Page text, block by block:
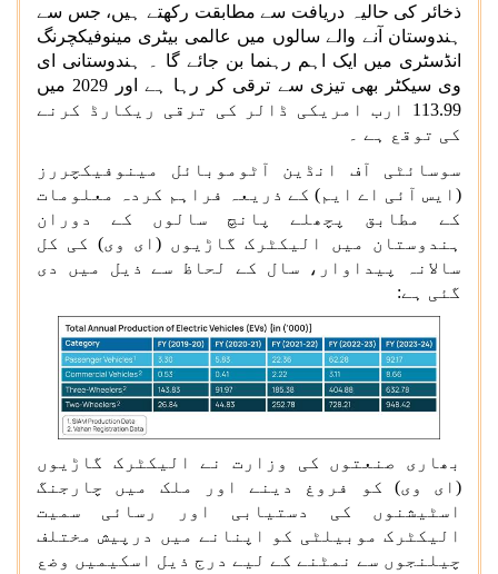
ذخائر کی حالیہ دریافت سے مطابقت رکھتے ہیں، جس سے
ہندوستان آنے والے سالوں میں عالمی بیٹری مینوفیکچرنگ
انڈسٹری میں ایک اہم رہنما بن جائے گا ۔ ہندوستانی ای
وی سیکٹر بھی تیزی سے ترقی کر رہا ہے اور 2029 میں
113.99 ارب امریکی ڈالر کی ترقی ریکارڈ کرنے
کی توقع ہے ۔
سوسائٹی آف انڈین آٹوموبائل مینوفیکچررز
(ایس آئی اے ایم) کے ذریعہ فراہم کردہ معلومات
کے مطابق پچھلے پانچ سالوں کے دوران
ہندوستان میں الیکٹرک گاڑیوں (ای وی) کی کل
سالانہ پیداوار، سال کے لحاظ سے ذیل میں دی
گئی ہے:
بھاری صنعتوں کی وزارت نے الیکٹرک گاڑیوں
(ای وی) کو فروغ دینے اور ملک میں چارجنگ
اسٹیشنوں کی دستیابی اور رسائی سمیت
الیکٹرک موبیلٹی کو اپنانے میں درپیش مختلف
چیلنجوں سے نمٹنے کے لیے درج ذیل اسکیمیں وضع